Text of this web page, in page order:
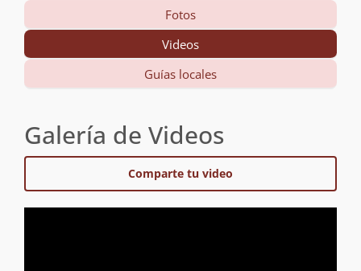
Fotos
Videos
Guías locales
Galería de Videos
Comparte tu video